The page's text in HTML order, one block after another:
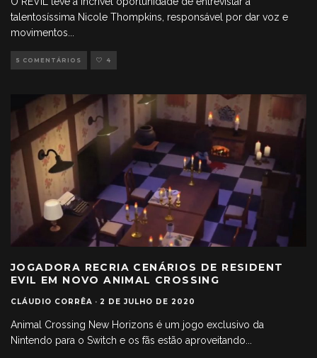
talentosíssima Nicole Thompkins, responsável por dar voz e
movimentos
5 COMENTÁRIOS 4
JOGADORA RECRIA CENÁRIOS DE RESIDENT
EVIL EM NOVO ANIMAL CROSSING
CLÁUDIO CORRÊA · 2 DE JULHO DE 2020
Animal Crossing New Horizons é um jogo exclusivo da
Nintendo para o Switch e os fãs estão aproveitando...